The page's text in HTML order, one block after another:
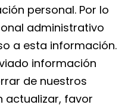
personal. Por lo
administrativo
a esta información.
información
de nuestros
actualizar, favor